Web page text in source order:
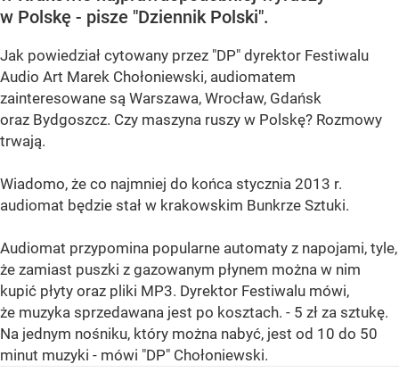
w Polskę - pisze "Dziennik Polski".
Jak powiedział cytowany przez "DP" dyrektor Festiwalu
Audio Art Marek Chołoniewski, audiomatem
zainteresowane są Warszawa, Wrocław, Gdańsk
oraz Bydgoszcz. Czy maszyna ruszy w Polskę? Rozmowy
trwają.
Wiadomo, że co najmniej do końca stycznia 2013 r.
audiomat będzie stał w krakowskim Bunkrze Sztuki.
Audiomat przypomina popularne automaty z napojami, tyle,
że zamiast puszki z gazowanym płynem można w nim
kupić płyty oraz pliki MP3. Dyrektor Festiwalu mówi,
że muzyka sprzedawana jest po kosztach. - 5 zł za sztukę.
Na jednym nośniku, który można nabyć, jest od 10 do 50
minut muzyki - mówi "DP" Chołoniewski.